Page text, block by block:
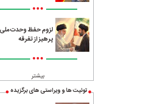
•••
لزوم حفظ وحدت
پرهیز از تفرقه
•••
بیشتر
توئیت ها و ویراستی های برگزیده